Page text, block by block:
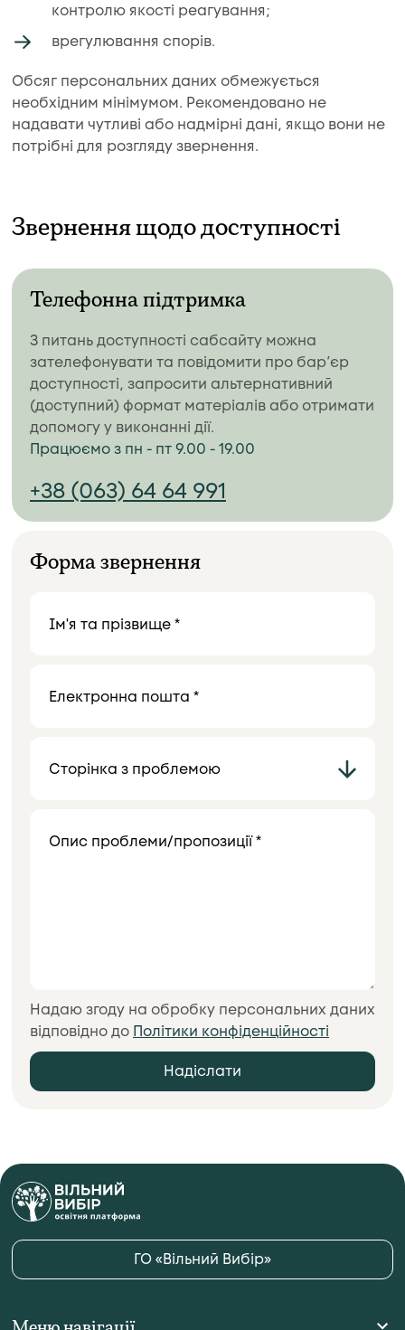
контролю якості реагування;
врегулювання спорів.
Обсяг персональних даних обмежується
необхідним мінімумом. Рекомендовано не
надавати чутливі або надмірні дані, якщо вони не
потрібні для розгляду звернення.
Звернення щодо доступності
Телефонна підтримка
З питань доступності сабсайту можна
зателефонувати та повідомити про бар’єр
доступності, запросити альтернативний
(доступний) формат матеріалів або отримати
допомогу у виконанні дії.
Працюємо з пн - пт 9.00 - 19.00
+38 (063) 64 64 991
Форма звернення
Ім'я та прізвище *
Електронна пошта *
Сторінка з проблемою
Опис проблеми/пропозиції *
Надаю згоду на обробку персональних даних
відповідно до Політики конфіденційності
ГО«Вільний Вибір»